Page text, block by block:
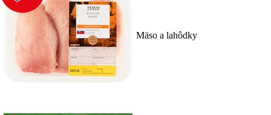
Mäso a lahôdky